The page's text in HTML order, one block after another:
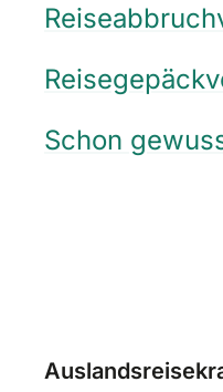
Schon